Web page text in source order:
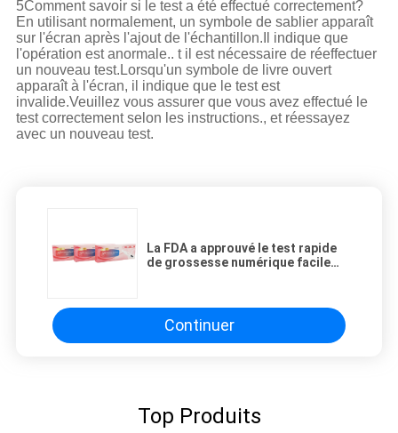
5Comment savoir si le test a été effectué correctement?
En utilisant normalement, un symbole de sablier apparaît
sur l'écran après l'ajout de l'échantillon.Il indique que
l'opération est anormale.. t il est nécessaire de réeffectuer
un nouveau test.Lorsqu'un symbole de livre ouvert
apparaît à l'écran, il indique que le test est
invalide.Veuillez vous assurer que vous avez effectué le
test correctement selon les instructions., et réessayez
avec un nouveau test.
La FDA a approuvé le test rapide
de grossesse numérique facile
Continuer
Top Produits